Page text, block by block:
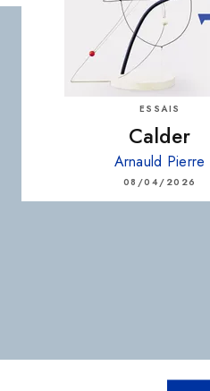
ESSAIS
Calder
Arnauld Pierre
08/04/2026